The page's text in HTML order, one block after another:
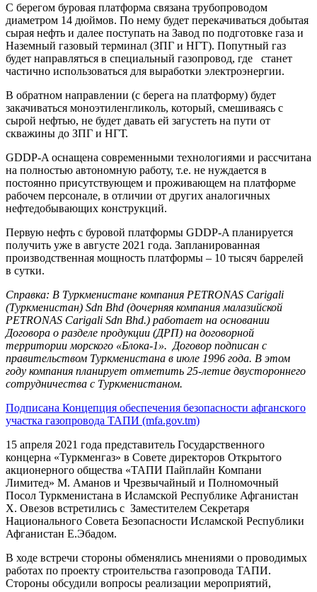
С берегом буровая платформа связана трубопроводом
диаметром 14 дюймов. По нему будет перекачиваться добытая
сырая нефть и далее поступать на Завод по подготовке газа и
Наземный газовый терминал (ЗПГ и НГТ). Попутный газ
будет направляться в специальный газопровод, где станет
частично использоваться для выработки электроэнергии.
В обратном направлении (с берега на платформу) будет
закачиваться моноэтиленгликоль, который, смешиваясь с
сырой нефтью, не будет давать ей загустеть на пути от
скважины до ЗПГ и НГТ.
GDDP-A оснащена современными технологиями и рассчитана
на полностью автономную работу, т.е. не нуждается в
постоянно присутствующем и проживающем на платформе
рабочем персонале, в отличии от других аналогичных
нефтедобывающих конструкций.
Первую нефть с буровой платформы GDDP-A планируется
получить уже в августе 2021 года. Запланированная
производственная мощность платформы – 10 тысяч баррелей
в сутки.
Справка: В Туркменистане компания PETRONAS Carigali
(Туркменистан) Sdn Bhd (дочерняя компания малазийской
PETRONAS Carigali Sdn Bhd.) работает на основании
Договора о разделе продукции (ДРП) на договорной
территории морского «Блока-1». Договор подписан с
правительством Туркменистана в июле 1996 года. В этом
году компания планирует отметить 25-летие двустороннего
сотрудничества с Туркменистаном.
Подписана Концепция обеспечения безопасности афганского
участка газопровода ТАПИ (mfa.gov.tm)
15 апреля 2021 года представитель Государственного
концерна «Туркменгаз» в Совете директоров Открытого
акционерного общества «ТАПИ Пайплайн Компани
Лимитед» М. Аманов и Чрезвычайный и Полномочный
Посол Туркменистана в Исламской Республике Афганистан
Х. Овезов встретились с Заместителем Секретаря
Национального Совета Безопасности Исламской Республики
Афганистан Е.Эбадом.
В ходе встречи стороны обменялись мнениями о проводимых
работах по проекту строительства газопровода ТАПИ.
Стороны обсудили вопросы реализации мероприятий,